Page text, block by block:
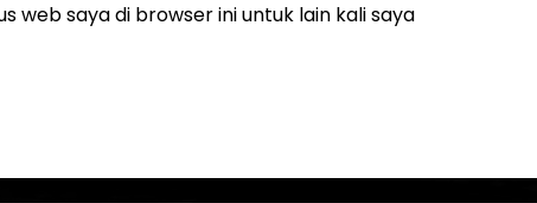
web saya di browser ini untuk lain kali saya